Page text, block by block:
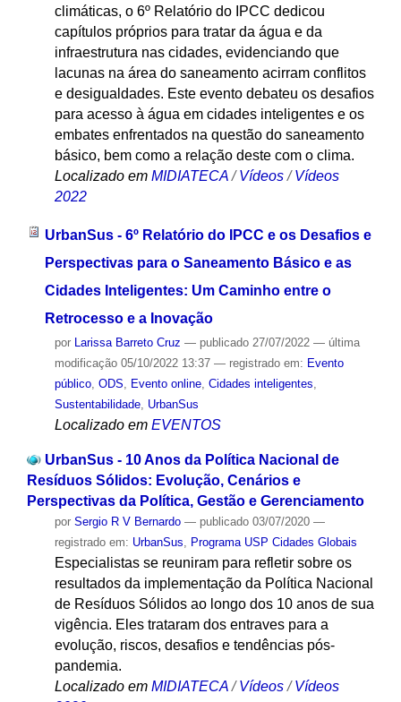
climáticas, o 6º Relatório do IPCC dedicou
capítulos próprios para tratar da água e da
infraestrutura nas cidades, evidenciando que
lacunas na área do saneamento acirram conflitos
e desigualdades. Este evento debateu os desafios
para acesso à água em cidades inteligentes e os
embates enfrentados na questão do saneamento
básico, bem como a relação deste com o clima.
Localizado em MIDIATECA /Vídeos /Vídeos
2022
UrbanSus - 6º Relatório do IPCC e os Desafios e
Perspectivas para o Saneamento Básico e as
Cidades Inteligentes: Um Caminho entre o
Retrocesso e a Inovação
por Larissa Barreto Cruz — publicado27/07/2022 — última
modificação05/10/2022 13:37 — registrado em: Evento
público, ODS, Evento online, Cidades inteligentes,
Sustentabilidade, UrbanSus
Localizado em EVENTOS
UrbanSus - 10 Anos da Política Nacional de
Resíduos Sólidos: Evolução, Cenários e
Perspectivas da Política, Gestão e Gerenciamento
por Sergio R V Bernardo — publicado03/07/2020 —
registrado em: UrbanSus Programa USP Cidades Globais
Especialistas se reuniram para refletir sobre os
resultados da implementação da Política Nacional
de Resíduos Sólidos ao longo dos 10 anos de sua
vigência. Eles trataram dos entraves para a
evolução, riscos, desafios e tendências pós-
pandemia.
Localizado em MIDIATECA /Vídeos /Vídeos